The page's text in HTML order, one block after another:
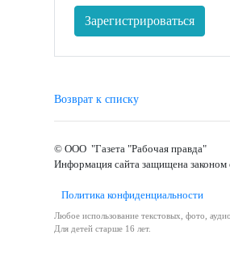
Зарегистрироваться
Возврат к списку
© ООО "Газета "Рабочая правда"
Информация сайта защищена законом
Политика конфиденциальности
Любое использование текстовых, фото,
Для детей старше 16 лет.